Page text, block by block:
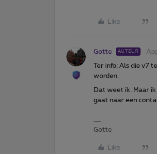
Like
Gotte AUTEUR
Ter info: Als die v7
worden.
Dat weet ik. Maar ik
gaat naar een
Gotte
Like